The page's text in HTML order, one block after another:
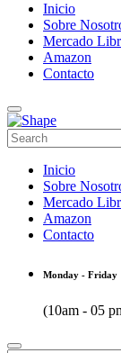
Inicio
Sobre
Mercado
Amazon
Contacto
Inicio
Sobre
Mercado
Amazon
Contacto
Monday - Friday
(10am - 05